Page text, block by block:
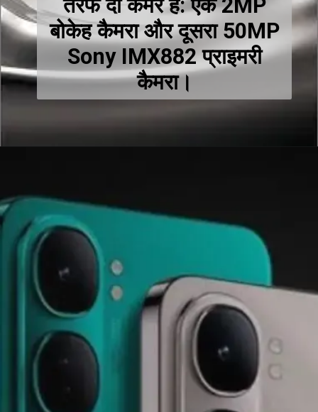
तरफ दो कैमरे हैं: एक 2MP
बोकेह कैमरा और दूसरा 50MP
Sony IMX882 प्राइमरी
कैमरा।